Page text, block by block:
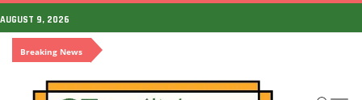
AUGUST 9, 2026
Breaking News